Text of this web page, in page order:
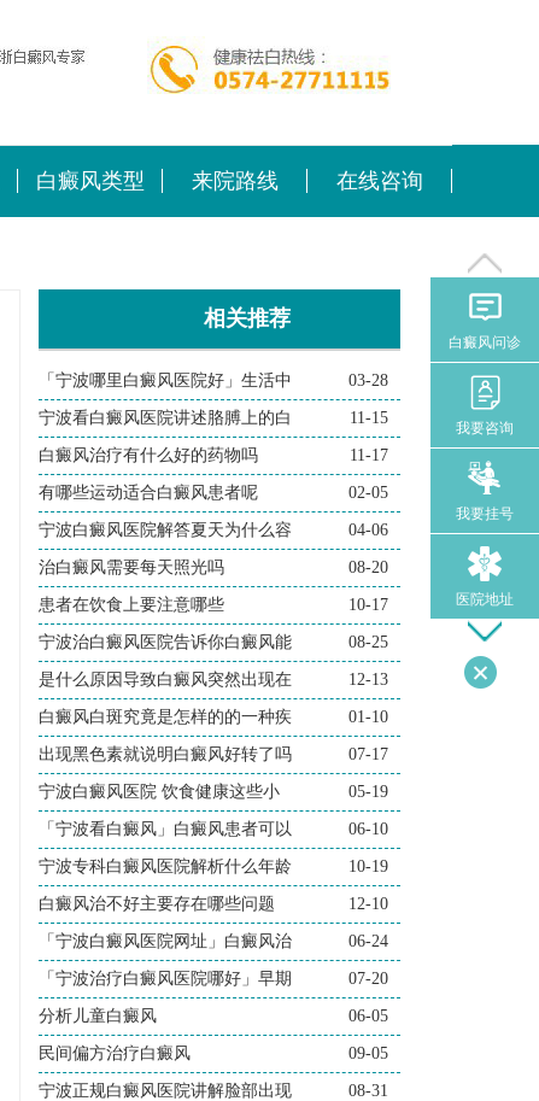
白癜风类型 来院路线 在线咨询
相关推荐
「宁波哪里白癜风医院好」生活中 03-28
宁波看白癜风医院讲述胳膊上的白 11-15
白癜风治疗有什么好的药物吗 11-17
有哪些运动适合白癜风患者呢 02-05
宁波白癜风医院解答夏天为什么容 04-06
治白癜风需要每天照光吗 08-20
患者在饮食上要注意哪些 10-17
宁波治白癜风医院告诉你白癜风能 08-25
是什么原因导致白癜风突然出现在 12-13
白癜风白斑究竟是怎样的的一种疾 01-10
出现黑色素就说明白癜风好转了吗 07-17
宁波白癜风医院 饮食健康这些小 05-19
「宁波看白癜风」白癜风患者可以 06-10
宁波专科白癜风医院解析什么年龄 10-19
白癜风治不好主要存在哪些问题 12-10
「宁波白癜风医院网址」白癜风治 06-24
「宁波治疗白癜风医院哪好」早期 07-20
分析儿童白癜风 06-05
民间偏方治疗白癜风 09-05
宁波正规白癜风医院讲解脸部出现 08-31
白癜风问诊
我要咨询
我要挂号
医院地址
导医问诊